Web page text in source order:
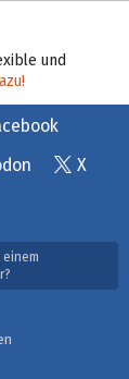
und
X
einem